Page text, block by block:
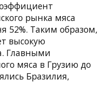
рынка мяса
52%. Таким образом,
высокую
Главными
мяса в Грузию до
Бразилия,